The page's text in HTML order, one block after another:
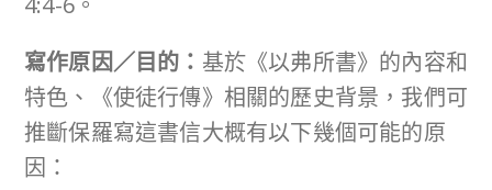
寫作原因／目的： 基於《以弗所書》的內容和
特色、《使徒行傳》相關的歷史背景，我們可
推斷保羅寫這書信大概有以下幾個可能的原
因：